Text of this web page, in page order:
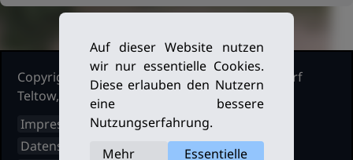
Copyright Ruderclub Kleinmachnow Stahnsdorf
Teltow, 2026. Alle Rechte vorbehalten.
Impressum
Datenschutz
Auf dieser Website nutzen
wir nur essentielle Cookies.
Diese erlauben den Nutzern
eine bessere
Nutzungserfahrung.
Mehr
Essentielle